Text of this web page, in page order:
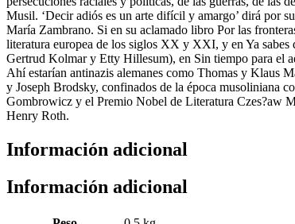
Musil. ‘Decir adiós es un arte difícil y amargo’ dirá por
María Zambrano. Si en su aclamado libro Por las
literatura europea de los siglos XX y XXI, y en Ya
Gertrud Kolmar y Etty Hillesum), en Sin tiempo para el
Ahí estarían antinazis alemanes como Thomas y Klaus
y Joseph Brodsky, confinados de la época musoliniana
Gombrowicz y el Premio Nobel de Literatura Czes?aw
Henry Roth.
Información adicional
Información adicional